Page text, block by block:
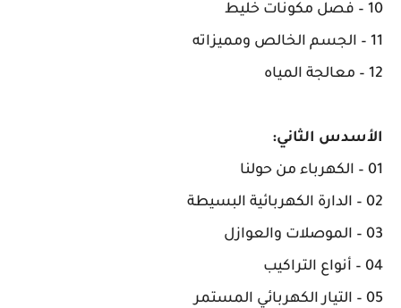
10 – فصل مكونات خليط
11 – الجسم الخالص ومميزاته
12 – معالجة المياه
الأسدس الثاني:
01 – الكهرباء من حولنا
02 – الدارة الكهربائية البسيطة
03 – الموصلات والعوازل
04 – أنواع التراكيب
05 – التيار الكهربائي المستمر